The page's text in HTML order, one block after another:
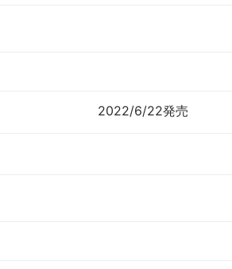
2022/6/22発売